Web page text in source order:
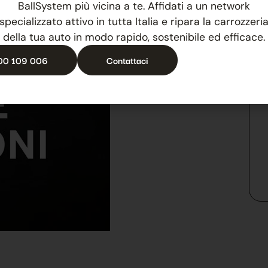
BallSystem più vicina a te. Affidati a un network
specializzato attivo in tutta Italia e ripara la carrozzeria
della tua auto in modo rapido, sostenibile ed efficace.
109 006 Contattaci